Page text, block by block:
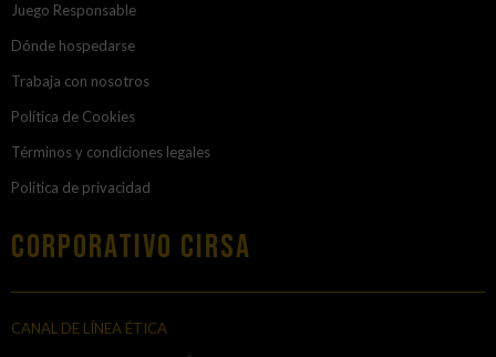
Juego Responsable
Dónde hospedarse
Trabaja con nosotros
Política de Cookies
Términos y condiciones legales
Política de privacidad
Corporativo Cirsa
CANAL DE LÍNEA ÉTICA